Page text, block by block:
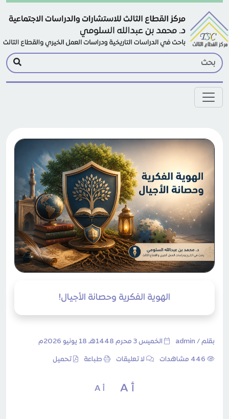
Skip to main content
الهوية الفكرية وحصانة الأجيال!
بقلم / admin الخميس 3 محرم 1448هـ 18 يونيو 2026م
لا تعليقات طباعة تحميل
أ A أ A